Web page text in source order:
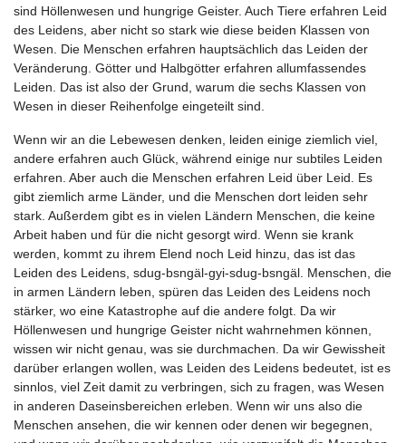
sind Höllenwesen und hungrige Geister. Auch Tiere erfahren Leid
des Leidens, aber nicht so stark wie diese beiden Klassen von
Wesen. Die Menschen erfahren hauptsächlich das Leiden der
Veränderung. Götter und Halbgötter erfahren allumfassendes
Leiden. Das ist also der Grund, warum die sechs Klassen von
Wesen in dieser Reihenfolge eingeteilt sind.
Wenn wir an die Lebewesen denken, leiden einige ziemlich viel,
andere erfahren auch Glück, während einige nur subtiles Leiden
erfahren. Aber auch die Menschen erfahren Leid über Leid. Es
gibt ziemlich arme Länder, und die Menschen dort leiden sehr
stark. Außerdem gibt es in vielen Ländern Menschen, die keine
Arbeit haben und für die nicht gesorgt wird. Wenn sie krank
werden, kommt zu ihrem Elend noch Leid hinzu, das ist das
Leiden des Leidens, sdug-bsngäl-gyi-sdug-bsngäl. Menschen, die
in armen Ländern leben, spüren das Leiden des Leidens noch
stärker, wo eine Katastrophe auf die andere folgt. Da wir
Höllenwesen und hungrige Geister nicht wahrnehmen können,
wissen wir nicht genau, was sie durchmachen. Da wir Gewissheit
darüber erlangen wollen, was Leiden des Leidens bedeutet, ist es
sinnlos, viel Zeit damit zu verbringen, sich zu fragen, was Wesen
in anderen Daseinsbereichen erleben. Wenn wir uns also die
Menschen ansehen, die wir kennen oder denen wir begegnen,